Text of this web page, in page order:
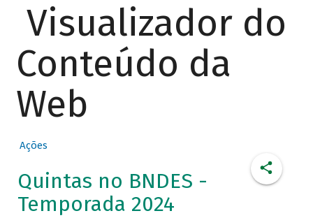
Visualizador do
Conteúdo da
Web
Ações
Quintas no BNDES -
Temporada 2024